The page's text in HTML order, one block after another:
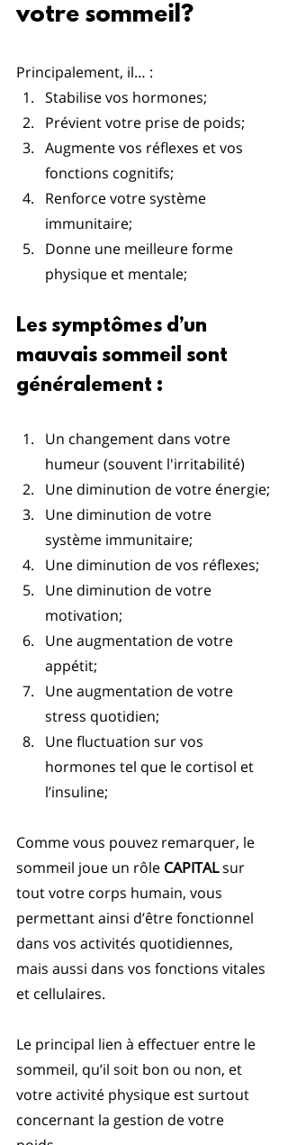
votre sommeil?
Principalement, il… :
Stabilise vos hormones;
Prévient votre prise de poids;
Augmente vos réflexes et vos
fonctions cognitifs;
Renforce votre système
immunitaire;
Donne une meilleure forme
physique et mentale;
Les symptômes d’un
mauvais sommeil sont
généralement :
Un changement dans votre
humeur (souvent l'irritabilité)
Une diminution de votre énergie;
Une diminution de votre
système immunitaire;
Une diminution de vos réflexes;
Une diminution de votre
motivation;
Une augmentation de votre
appétit;
Une augmentation de votre
stress quotidien;
Une fluctuation sur vos
hormones tel que le cortisol et
l’insuline;
Comme vous pouvez remarquer, le
sommeil joue un rôle CAPITAL sur
tout votre corps humain, vous
permettant ainsi d’être fonctionnel
dans vos activités quotidiennes,
mais aussi dans vos fonctions vitales
et cellulaires.
Le principal lien à effectuer entre le
sommeil, qu’il soit bon ou non, et
votre activité physique est surtout
concernant la gestion de votre